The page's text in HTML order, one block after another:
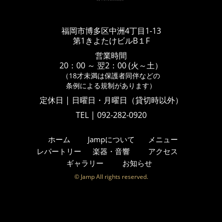
福岡市博多区中洲4丁目1-13
第1きよたけビルB１F
営業時間
20：00 ～ 翌2：00 (火～土）
（18才未満は保護者同伴などの
条例による規制があります）
定休日 | 日曜日・月曜日（貸切時以外）
TEL | 092-282-0920
ホーム Jampについて
メニュー
レパートリー
楽器・音響
アクセス
ギャラリー
お知らせ
© Jamp All rights reserved.